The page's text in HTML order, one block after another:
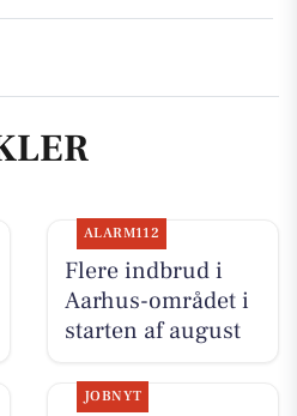
ALARM112
Flere indbrud i
Aarhus-området i
starten af august
JOBNYT